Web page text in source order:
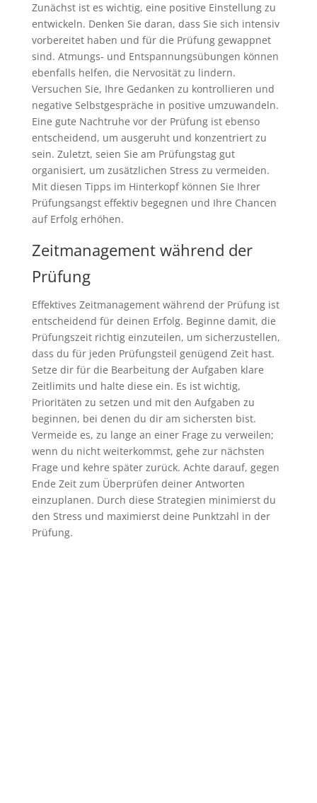
Zunächst ist es wichtig, eine positive Einstellung zu
entwickeln. Denken Sie daran, dass Sie sich intensiv
vorbereitet haben und für die Prüfung gewappnet
sind. Atmungs- und Entspannungsübungen können
ebenfalls helfen, die Nervosität zu lindern.
Versuchen Sie, Ihre Gedanken zu kontrollieren und
negative Selbstgespräche in positive umzuwandeln.
Eine gute Nachtruhe vor der Prüfung ist ebenso
entscheidend, um ausgeruht und konzentriert zu
sein. Zuletzt, seien Sie am Prüfungstag gut
organisiert, um zusätzlichen Stress zu vermeiden.
Mit diesen Tipps im Hinterkopf können Sie Ihrer
Prüfungsangst effektiv begegnen und Ihre Chancen
auf Erfolg erhöhen.
Zeitmanagement während der
Prüfung
Effektives Zeitmanagement während der Prüfung ist
entscheidend für deinen Erfolg. Beginne damit, die
Prüfungszeit richtig einzuteilen, um sicherzustellen,
dass du für jeden Prüfungsteil genügend Zeit hast.
Setze dir für die Bearbeitung der Aufgaben klare
Zeitlimits und halte diese ein. Es ist wichtig,
Prioritäten zu setzen und mit den Aufgaben zu
beginnen, bei denen du dir am sichersten bist.
Vermeide es, zu lange an einer Frage zu verweilen;
wenn du nicht weiterkommst, gehe zur nächsten
Frage und kehre später zurück. Achte darauf, gegen
Ende Zeit zum Überprüfen deiner Antworten
einzuplanen. Durch diese Strategien minimierst du
den Stress und maximierst deine Punktzahl in der
Prüfung.